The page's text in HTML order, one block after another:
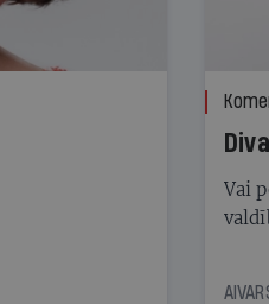
Vai